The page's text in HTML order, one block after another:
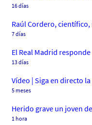
16 días
Raúl Cordero,
7 días
El Real Madrid
13 días
Vídeo | Siga en directo
5 meses
Herido grave un joven
1 hora